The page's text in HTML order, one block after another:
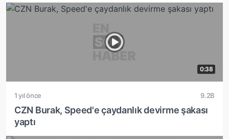
0:38
1 yıl önce 9.2B
CZN Burak, Speed'e çaydanlık devirme şakası
yaptı